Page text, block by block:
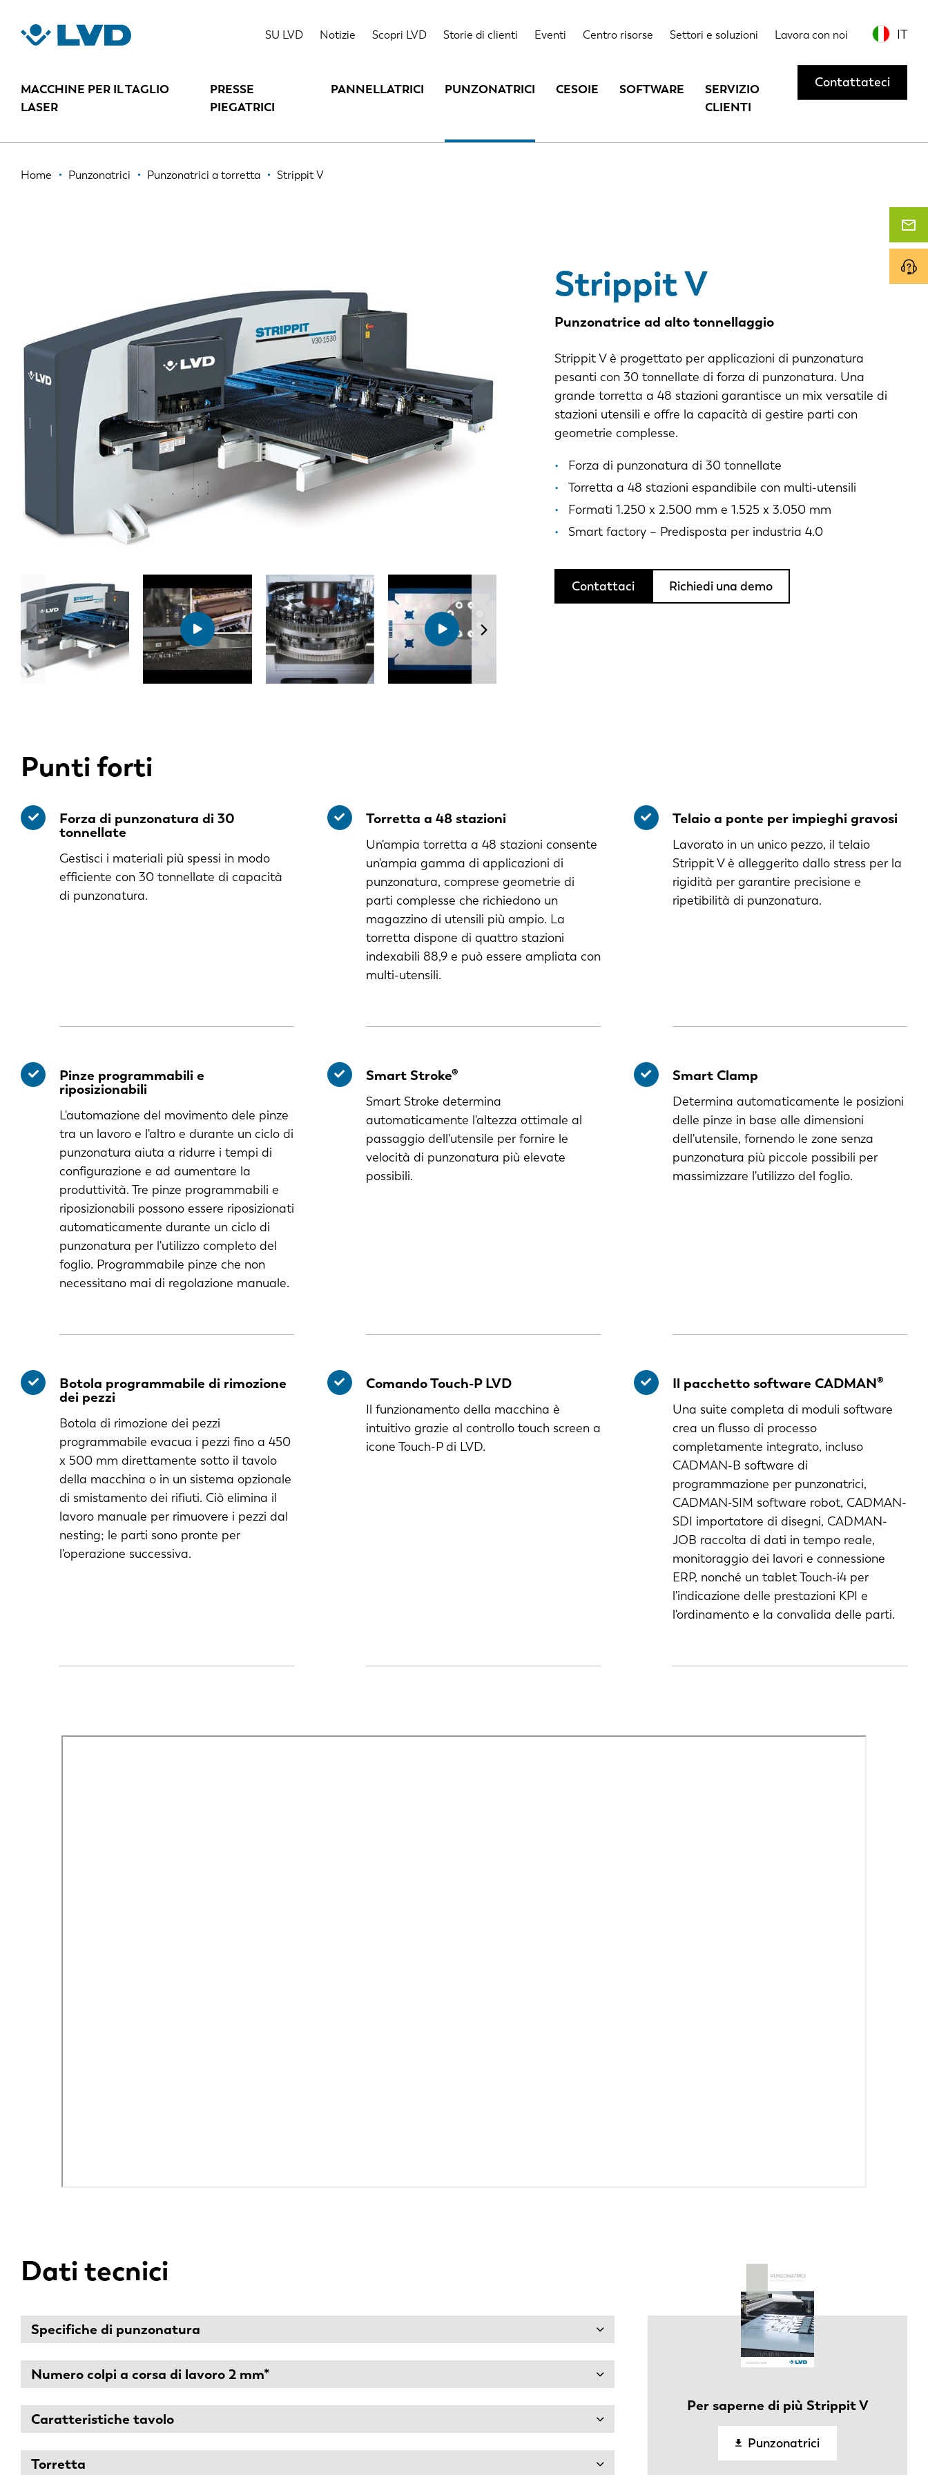
contenuto
SU LVD Notizie Scopri LVD Storie di clienti Eventi Centro risorse Settori e soluzioni Lavora con noi IT
MACCHINE PER IL TAGLIO
LASER
PRESSE
PIEGATRICI
PANNELLATRICI PUNZONATRICI CESOIE SOFTWARE
SERVIZIO
CLIENTI
Contattateci
Briciole
Home Punzonatrici Punzonatrici a torretta Strippit V
Strippit V
Punzonatrice ad alto tonnellaggio
Strippit V è progettato per applicazioni di punzonatura
pesanti con 30 tonnellate di forza di punzonatura. Una
grande torretta a 48 stazioni garantisce un mix versatile di
stazioni utensili e offre la capacità di gestire parti con
geometrie complesse.
Forza di punzonatura di 30 tonnellate
Torretta a 48 stazioni espandibile con multi-utensili
Formati 1.250 x 2.500 mm e 1.525 x 3.050 mm
Smart factory – Predisposta per industria 4.0
Contattaci Richiedi una demo
STRIPPIT V Punti forti Dati tecnici Opzioni Contattateci o richiedete una dimostrazione
Punti forti
Forza di punzonatura di 30
tonnellate
Gestisci i materiali più spessi in modo
efficiente con 30 tonnellate di capacità
di punzonatura.
Torretta a 48 stazioni
Un'ampia torretta a 48 stazioni consente
un'ampia gamma di applicazioni di
punzonatura, comprese geometrie di
parti complesse che richiedono un
magazzino di utensili più ampio. La
torretta dispone di quattro stazioni
indexabili 88,9 e può essere ampliata con
multi-utensili.
Telaio a ponte per impieghi gravosi
Lavorato in un unico pezzo, il telaio
Strippit V è alleggerito dallo stress per la
rigidità per garantire precisione e
ripetibilità di punzonatura.
Pinze programmabili e
riposizionabili
L'automazione del movimento dele pinze
tra un lavoro e l'altro e durante un ciclo di
punzonatura aiuta a ridurre i tempi di
configurazione e ad aumentare la
produttività. Tre pinze programmabili e
riposizionabili possono essere riposizionati
automaticamente durante un ciclo di
punzonatura per l'utilizzo completo del
foglio. Programmabile pinze che non
necessitano mai di regolazione manuale.
Smart Stroke®
Smart Stroke determina
automaticamente l'altezza ottimale al
passaggio dell'utensile per fornire le
velocità di punzonatura più elevate
possibili.
Smart Clamp
Determina automaticamente le posizioni
delle pinze in base alle dimensioni
dell'utensile, fornendo le zone senza
punzonatura più piccole possibili per
massimizzare l'utilizzo del foglio.
Botola programmabile di rimozione
dei pezzi
Botola di rimozione dei pezzi
programmabile evacua i pezzi fino a 450
x 500 mm direttamente sotto il tavolo
della macchina o in un sistema opzionale
di smistamento dei rifiuti. Ciò elimina il
lavoro manuale per rimuovere i pezzi dal
nesting; le parti sono pronte per
l'operazione successiva.
Comando Touch-P LVD
Il funzionamento della macchina è
intuitivo grazie al controllo touch screen a
icone Touch-P di LVD.
Il pacchetto software CADMAN®
Una suite completa di moduli software
crea un flusso di processo
completamente integrato, incluso
CADMAN-B software di
programmazione per punzonatrici,
CADMAN-SIM software robot, CADMAN-
SDI importatore di disegni, CADMAN-
JOB raccolta di dati in tempo reale,
monitoraggio dei lavori e connessione
ERP, nonché un tablet Touch-i4 per
l'indicazione delle prestazioni KPI e
l'ordinamento e la convalida delle parti.
Dati tecnici
Specifiche di punzonatura
Numero colpi a corsa di lavoro 2 mm*
Caratteristiche tavolo
Torretta
Per saperne di più Strippit V
Punzonatrici
EN